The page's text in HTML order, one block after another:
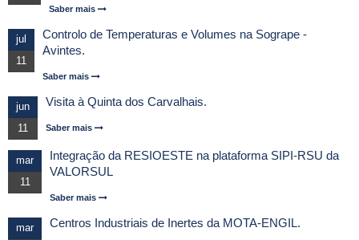
Notícias
Contactos
Área Cliente
Pesquisa
Saber mais
jul
11
Controlo de Temperaturas e Volumes na Sogrape -
Avintes.
Saber mais
jun
11
Visita à Quinta dos Carvalhais.
Saber mais
mar
11
Integração da RESIOESTE na plataforma SIPI-RSU da
VALORSUL
Saber mais
mar
Centros Industriais de Inertes da MOTA-ENGIL.